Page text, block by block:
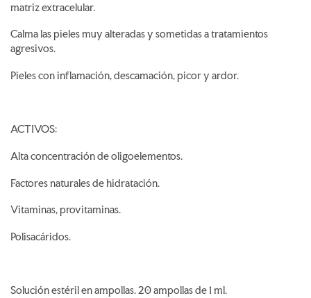
matriz extracelular.
Calma las pieles muy alteradas y sometidas a tratamientos
agresivos.
Pieles con inflamación, descamación, picor y ardor.
ACTIVOS:
Alta concentración de oligoelementos.
Factores naturales de hidratación.
Vitaminas, provitaminas.
Polisacáridos.
Solución estéril en ampollas. 20 ampollas de 1 ml.